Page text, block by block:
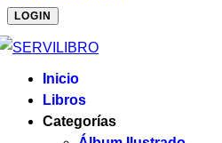
Inicio
Libros
Categorías